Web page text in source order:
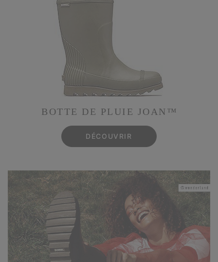
BOTTE DE PLUIE JOAN™
DÉCOUVRIR